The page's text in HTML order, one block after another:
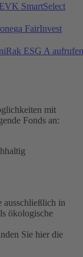
SmartSelect
FairInvest
ESG A aufrufen
mit
Fonds an:
ausschließlich in
ökologische
Sie hier die